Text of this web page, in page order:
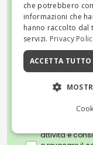
Iscriviti alla
cultura, all'arte e
NOME *
Iscrivendoti,
attività e
che potrebbero
informazioni che
hanno raccolto dal
servizi. Privacy
ACCETTA TUTTO